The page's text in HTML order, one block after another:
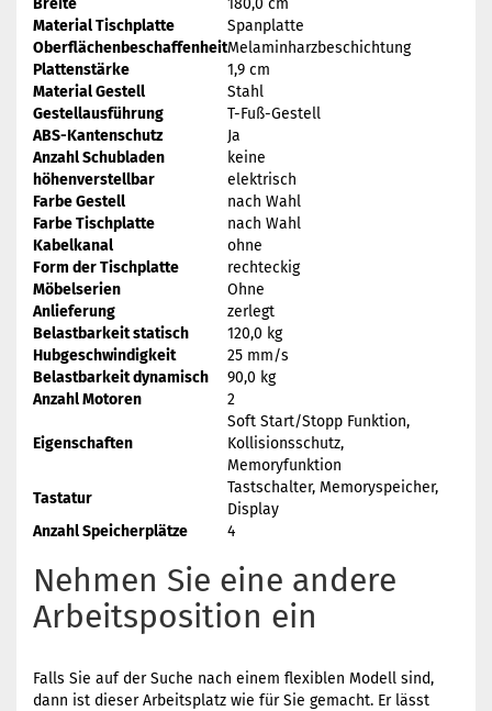
Breite
180,0 cm
Material Tischplatte
Spanplatte
OberflächenbeschaffenheitMelaminharzbeschichtung
Plattenstärke
1,9 cm
Material Gestell
Stahl
Gestellausführung
T-Fuß-Gestell
ABS-Kantenschutz
Ja
Anzahl Schubladen
keine
höhenverstellbar
elektrisch
Farbe Gestell
nach Wahl
Farbe Tischplatte
nach Wahl
Kabelkanal
ohne
Form der Tischplatte
rechteckig
Möbelserien
Ohne
Anlieferung
zerlegt
Belastbarkeit statisch
120,0 kg
Hubgeschwindigkeit
25 mm/s
Belastbarkeit dynamisch
90,0 kg
Anzahl Motoren
2
Eigenschaften
Soft Start/Stopp Funktion,
Kollisionsschutz,
Memoryfunktion
Tastatur
Tastschalter, Memoryspeicher,
Display
Anzahl Speicherplätze
4
Nehmen Sie eine andere
Arbeitsposition ein
Falls Sie auf der Suche nach einem flexiblen Modell sind,
dann ist dieser Arbeitsplatz wie für Sie gemacht. Er lässt